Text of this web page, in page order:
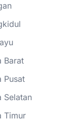
Barat
Pusat
Selatan
Timur